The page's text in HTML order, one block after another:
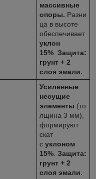
массивные
опоры. Разни
ца в высоте
обеспечивает
уклон
15% Защита:
грунт + 2
слоя эмали.
Усиленные
несущие
элементы (то
лщина 3 мм),
формируют
скат
с уклоном
15% Защита:
грунт + 2
слоя эмали.